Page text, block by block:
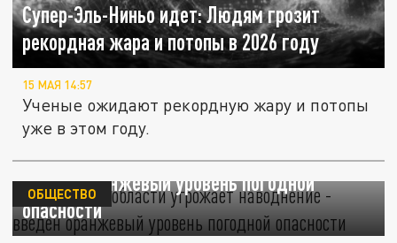
Супер-Эль-Ниньо идет: Людям грозит
рекордная жара и потопы в 2026 году
15 МАЯ 14:57
Ученые ожидают рекордную жару и потопы
уже в этом году.
Московской области угрожает наводнение -
введен оранжевый уровень погодной
опасности
ОБЩЕСТВО